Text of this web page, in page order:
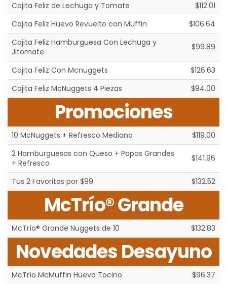
Cajita Feliz de Lechuga y Tomate
$112.01
Cajita Feliz Huevo Revuelto con Muffin
$106.64
Cajita Feliz Hamburguesa Con Lechuga y
Jitomate
$99.89
Cajita Feliz Con Mcnuggets
$126.63
Cajita Feliz McNuggets 4 Piezas
$94.00
Promociones
10 McNuggets + Refresco Mediano
$119.00
2 Hamburguesas con Queso + Papas Grandes
+ Refresco
$141.96
Tus 2 Favoritas por $99 $132.52
McTrío® Grande
McTrío® Grande Nuggets de 10 $132.83
Novedades Desayuno
McTrío McMuffin Huevo Tocino $96.37